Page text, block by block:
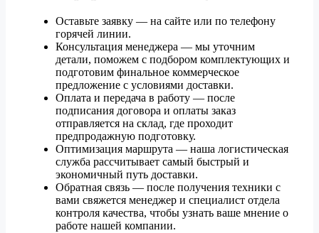
Оставьте заявку — на сайте или по телефону
горячей линии.
Консультация менеджера — мы уточним
детали, поможем с подбором комплектующих и
подготовим финальное коммерческое
предложение с условиями доставки.
Оплата и передача в работу — после
подписания договора и оплаты заказ
отправляется на склад, где проходит
предпродажную подготовку.
Оптимизация маршрута — наша логистическая
служба рассчитывает самый быстрый и
экономичный путь доставки.
Обратная связь — после получения техники с
вами свяжется менеджер и специалист отдела
контроля качества, чтобы узнать ваше мнение о
работе нашей компании.